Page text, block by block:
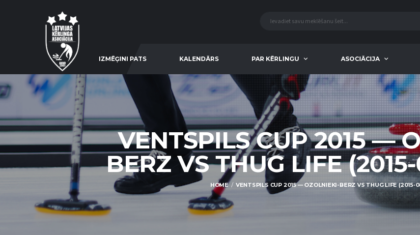
IZMĒĢINI PATS KALENDĀRS PAR KĒRLINGU ASOCIĀCIJA
VENTSPILS CUP 2015 —
BERZ VS THUG LIFE
HOME VENTSPILS CUP 2015 — OZOLNIEKI-BERZ VS THUG LIFE (2015-